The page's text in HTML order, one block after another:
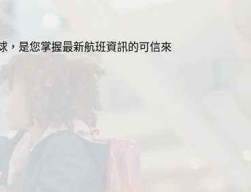
是您掌握最新航班資訊的可信來